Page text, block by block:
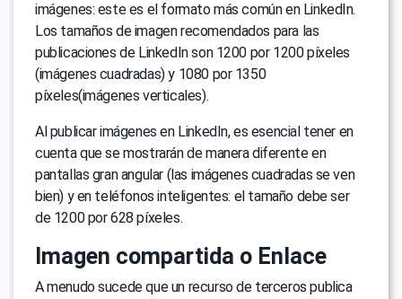
imágenes: este es el formato más común en LinkedIn.
Los tamaños de imagen recomendados para las
publicaciones de LinkedIn son 1200 por 1200 píxeles
(imágenes cuadradas) y 1080 por 1350
píxeles(imágenes verticales).
Al publicar imágenes en LinkedIn, es esencial tener en
cuenta que se mostrarán de manera diferente en
pantallas gran angular (las imágenes cuadradas se ven
bien) y en teléfonos inteligentes: el tamaño debe ser
de 1200 por 628 píxeles.
Imagen compartida o Enlace
A menudo sucede que un recurso de terceros publica